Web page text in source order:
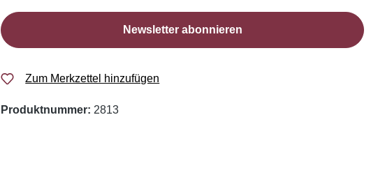
Newsletter abonnieren
Zum Merkzettel hinzufügen
Produktnummer: 2813